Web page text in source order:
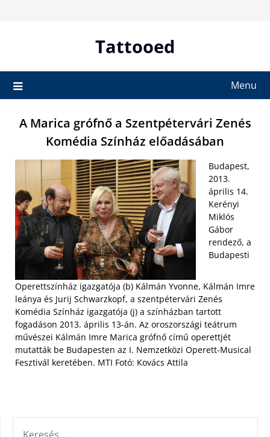
Tattooed
Menu
A Marica grófnő a Szentpétervári Zenés
Komédia Színház előadásában
Budapest,
2013.
április 14.
Kerényi
Miklós
Gábor
rendező, a
Budapesti
Operettszínház igazgatója (b) Kálmán Yvonne, Kálmán Imre
leánya és Jurij Schwarzkopf, a szentpétervári Zenés
Komédia Színház igazgatója (j) a színházban tartott
fogadáson 2013. április 13-án. Az oroszországi teátrum
művészei Kálmán Imre Marica grófnő című operettjét
mutatták be Budapesten az I. Nemzetközi Operett-Musical
Fesztivál keretében. MTI Fotó: Kovács Attila